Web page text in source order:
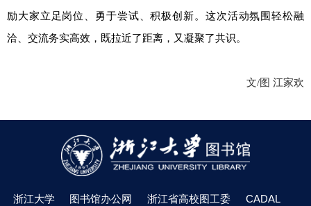
励大家立足岗位、勇于尝试、积极创新。这次活动氛围轻松融
洽、交流务实高效，既拉近了距离，又凝聚了共识。
文/图 江家欢
浙江大学 图书馆办公网 浙江省高校图工委 CADAL